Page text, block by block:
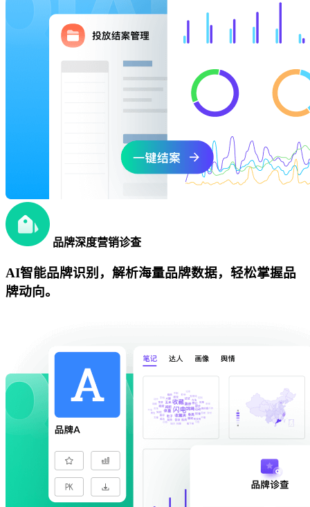
品牌深度营销诊查
AI智能品牌识别，解析海量品牌数据，轻松掌握品
牌动向。